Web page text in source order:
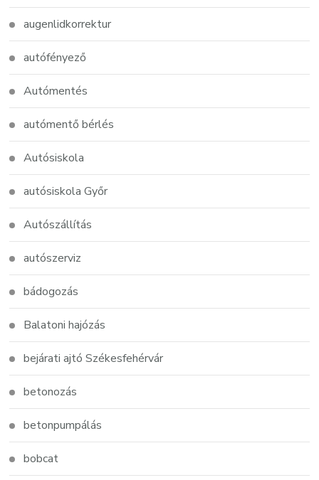
augenlidkorrektur
autófényező
Autómentés
autómentő bérlés
Autósiskola
autósiskola Győr
Autószállítás
autószerviz
bádogozás
Balatoni hajózás
bejárati ajtó Székesfehérvár
betonozás
betonpumpálás
bobcat